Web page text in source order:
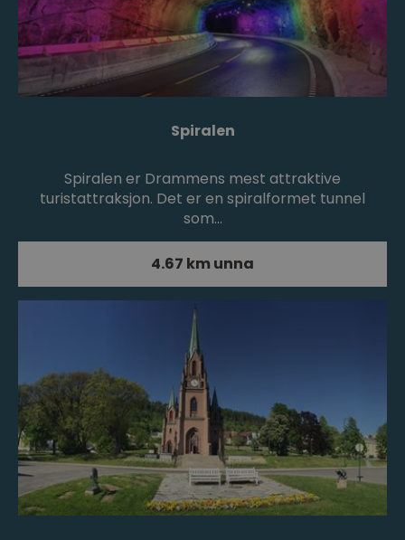
Spiralen
Spiralen er Drammens mest attraktive
turistattraksjon. Det er en spiralformet tunnel
som…
4.67 km unna